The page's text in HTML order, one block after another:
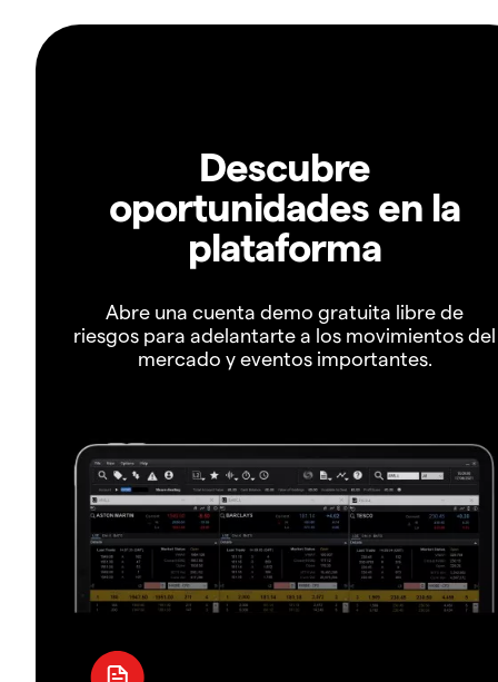
Descubre
oportunidades en la
plataforma
Abre una cuenta demo gratuita libre de
riesgos para adelantarte a los movimientos del
mercado y eventos importantes.